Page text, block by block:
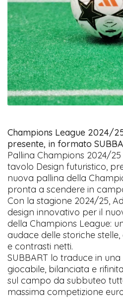
Champions League 2024/
presente, in formato
Pallina Champions 2024/
tavolo Design futuristico,
nuova pallina della
pronta a scendere in
Con la stagione 2024/25,
design innovativo per il
della Champions League:
audace delle storiche
e contrasti netti.
SUBBART lo traduce in
giocabile, bilanciata e
sul campo da subbuteo
massima competizione